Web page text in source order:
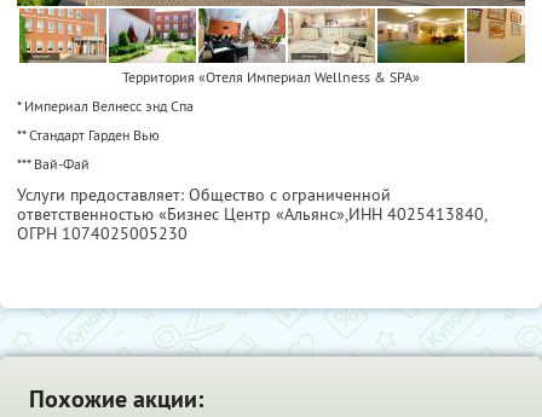
Территория «Отеля Империал Wellness & SPA»
* Империал Велнесс энд Спа
** Стандарт Гарден Вью
*** Вай-Фай
Услуги предоставляет: Общество с ограниченной
ответственностью «Бизнес Центр «Альянс»,ИНН 4025413840,
ОГРН 1074025005230
Похожие акции: